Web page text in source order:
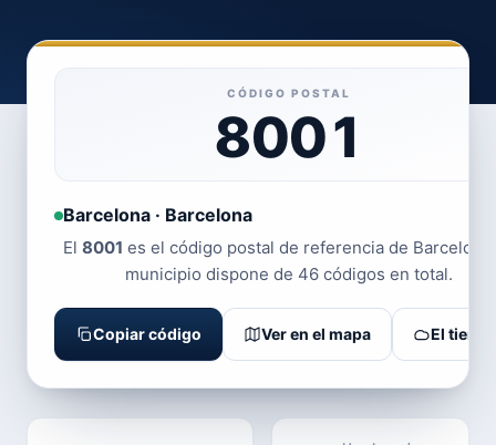
CÓDIGO POSTAL
8001
Barcelona · Barcelona
El 8001 es el código postal de referencia de
municipio dispone de 46 códigos en total.
Copiar código Ver en el mapa El